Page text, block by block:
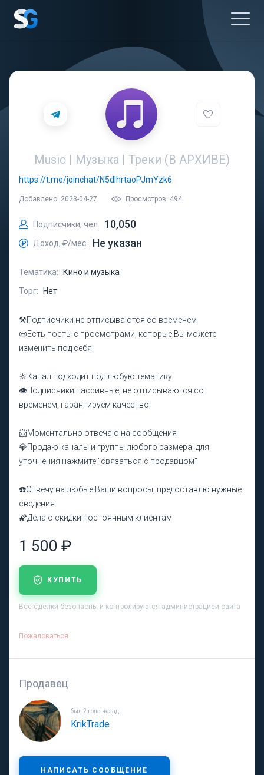
Music | Музыка | Треки (В АРХИВЕ)
https://t.me/joinchat/N5dlhrtaoPJmYzk6
Добавлено: 2023-04-27 Просмотров: 494
Подписчики, чел. 10,050
Доход, ₽/мес. Не указан
Тематика:
Кино и музыка
Торг:
Нет
⚒Подписчики не отписываются со временем
📜Есть посты с просмотрами, которые Вы можете
изменить под себя
🔆Канал подходит под любую тематику
👁Подписчики пассивные, не отписываются со
временем, гарантируем качество
📨Моментально отвечаю на сообщения
💎Продаю каналы и группы любого размера, для
уточнения нажмите "связаться с продавцом"
☎️Отвечу на любые Ваши вопросы, предоставлю нужные
сведения
🌠Делаю скидки постоянным клиентам
1 500 ₽
КУПИТЬ
Все сделки безопасны и контролируются администрацией сайта
Пожаловаться
Продавец
был 2 года назад
KrikTrade
НАПИСАТЬ СООБЩЕНИЕ